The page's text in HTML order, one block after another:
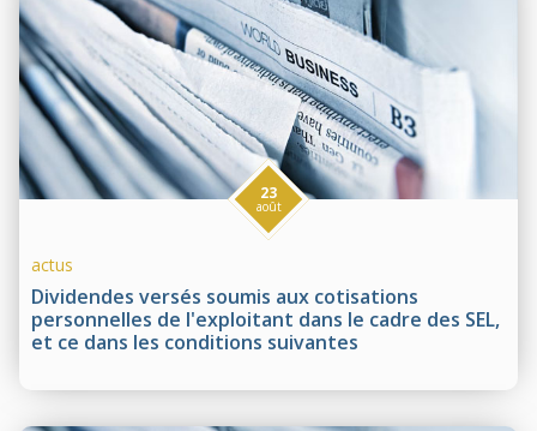
Dividendes versés soumis aux cotisations
personnelles de l'exploitant dans le cadre des SEL,
et ce dans les conditions suivantes
23
août
actus